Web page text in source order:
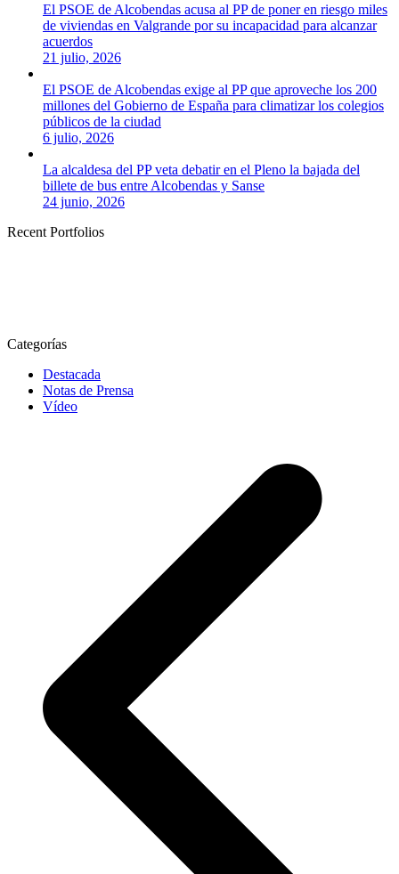
El PSOE de Alcobendas acusa al PP de poner en riesgo miles
de viviendas en Valgrande por su incapacidad para alcanzar
acuerdos
21 julio, 2026
El PSOE de Alcobendas exige al PP que aproveche los 200
millones del Gobierno de España para climatizar los colegios
públicos de la ciudad
6 julio, 2026
La alcaldesa del PP veta debatir en el Pleno la bajada del
billete de bus entre Alcobendas y Sanse
24 junio, 2026
Recent Portfolios
Categorías
Destacada
Notas de Prensa
Vídeo